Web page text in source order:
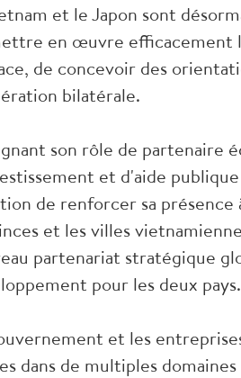
et le Japon sont
en œuvre efficacement
de concevoir des
bilatérale.
son rôle de partenaire
et d'aide
de renforcer sa présence
et les villes
partenariat stratégique
pour les deux pays.
et les
dans de multiples